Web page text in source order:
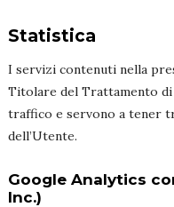
Statistica
I servizi contenuti nella
Titolare del Trattamento
traffico e servono a tener
dell’Utente.
Google Analytics
Inc.)